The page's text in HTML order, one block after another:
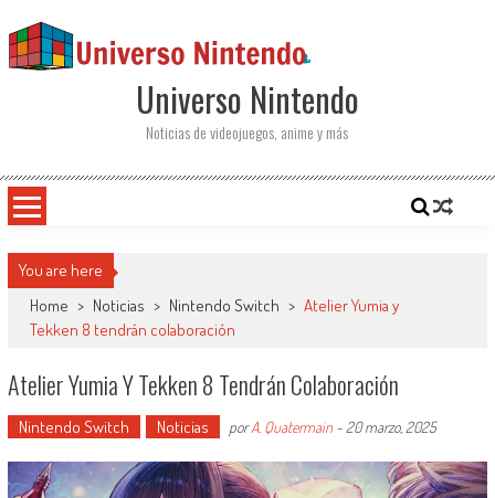
Universo Nintendo
Noticias de videojuegos, anime y más
You are here
Home > Noticias > Nintendo Switch > Atelier Yumia y
Tekken 8 tendrán colaboración
Atelier Yumia Y Tekken 8 Tendrán Colaboración
Nintendo Switch Noticias porA. Quatermain- 20 marzo, 2025